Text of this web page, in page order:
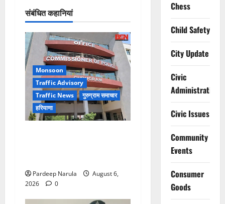
संबंधित कहानियां
Monsoon
Traffic Advisory
Traffic News
गुरुग्राम समाचार
हरियाणा
Pardeep Narula
August 6,
2026
0
Chess
Child Safety
City Update
Civic
Administration
Civic Issues
Community
Events
Consumer
Goods